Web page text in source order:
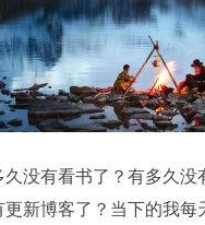
久没有看书了？有多久没
更新博客了？当下的我每